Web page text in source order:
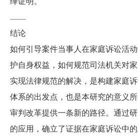
........
结论
如何引导案件当事人在家庭诉讼活
护自身权益，如何规范司法机关对
实现法律规范的解决，是构建家庭
体系的出发点，也是本研究的意义
审判改革提供一条新的路径。通过
的应用，确立了证据在家庭诉讼中